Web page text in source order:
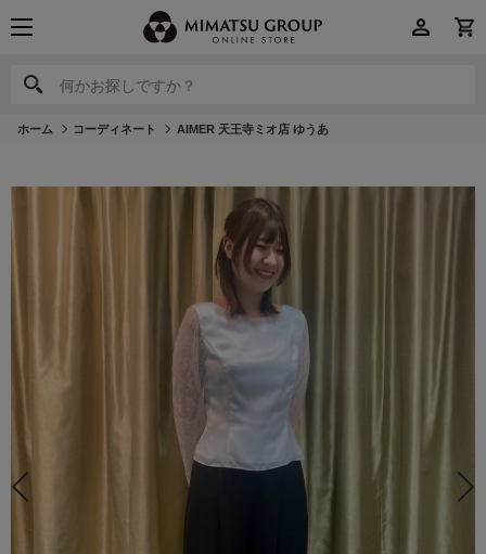
何かお探しですか？
何かお探しですか？
ホーム コーディネート AIMER 天王寺ミオ店 ゆうあ